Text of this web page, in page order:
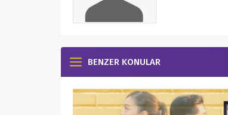
BENZER KONULAR